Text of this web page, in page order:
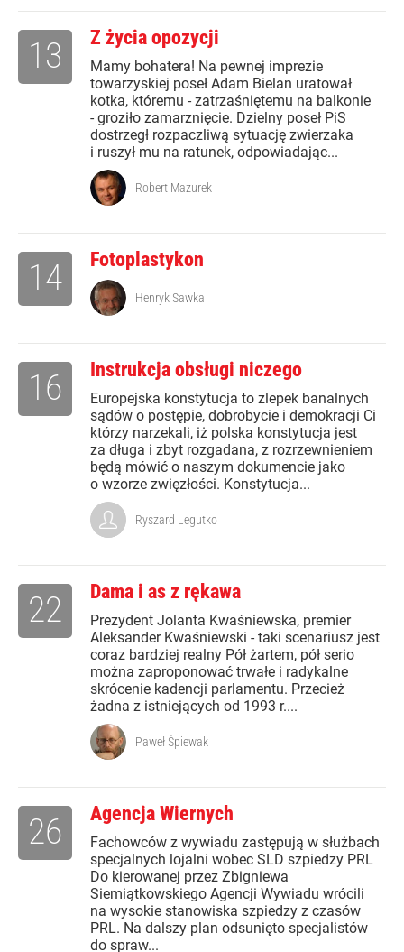
Z życia opozycji
Mamy bohatera! Na pewnej imprezie
towarzyskiej poseł Adam Bielan uratował
kotka, któremu - zatrzaśniętemu na balkonie
- groziło zamarznięcie. Dzielny poseł PiS
dostrzegł rozpaczliwą sytuację zwierzaka
i ruszył mu na ratunek, odpowiadając...
13
Robert Mazurek
Fotoplastykon
14 Henryk Sawka
Instrukcja obsługi niczego
Europejska konstytucja to zlepek banalnych
sądów o postępie, dobrobycie i demokracji Ci
którzy narzekali, iż polska konstytucja jest
za długa i zbyt rozgadana, z rozrzewnieniem
będą mówić o naszym dokumencie jako
o wzorze zwięzłości. Konstytucja...
16
Ryszard Legutko
Dama i as z rękawa
Prezydent Jolanta Kwaśniewska, premier
Aleksander Kwaśniewski - taki scenariusz jest
coraz bardziej realny Pół żartem, pół serio
można zaproponować trwałe i radykalne
skrócenie kadencji parlamentu. Przecież
żadna z istniejących od 1993 r....
22
Paweł Śpiewak
Agencja Wiernych
Fachowców z wywiadu zastępują w służbach
specjalnych lojalni wobec SLD szpiedzy PRL
Do kierowanej przez Zbigniewa
Siemiątkowskiego Agencji Wywiadu wrócili
na wysokie stanowiska szpiedzy z czasów
PRL. Na dalszy plan odsunięto specjalistów
do spraw...
26